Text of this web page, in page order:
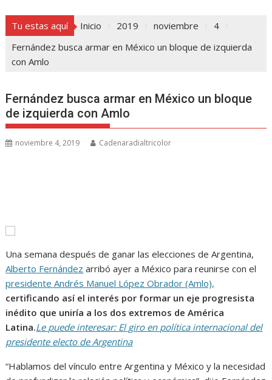
Tu estas aquí Inicio 2019 noviembre
4
Fernández busca armar en México un bloque de izquierda
con Amlo
Fernández busca armar en México un bloque
de izquierda con Amlo
noviembre 4, 2019 Cadenaradialtricolor
Una semana después de ganar las elecciones de Argentina,
Alberto Fernández arribó ayer a México para reunirse con el
presidente Andrés Manuel López Obrador (Amlo),
certificando así el interés por formar un eje progresista
inédito que uniría a los dos extremos de América
Latina.Le puede interesar: El giro en política internacional del
presidente electo de Argentina
“Hablamos del vínculo entre Argentina y México y la necesidad